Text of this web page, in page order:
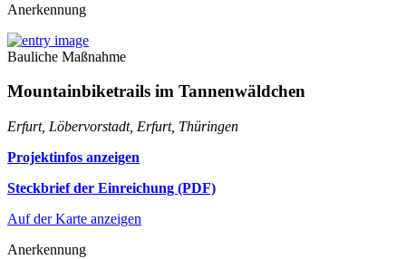
Anerkennung
Bauliche Maßnahme
Mountainbiketrails im Tannenwäldchen
Erfurt, Löbervorstadt, Erfurt, Thüringen
Projektinfos anzeigen
Steckbrief der Einreichung (PDF)
Auf der Karte anzeigen
Anerkennung